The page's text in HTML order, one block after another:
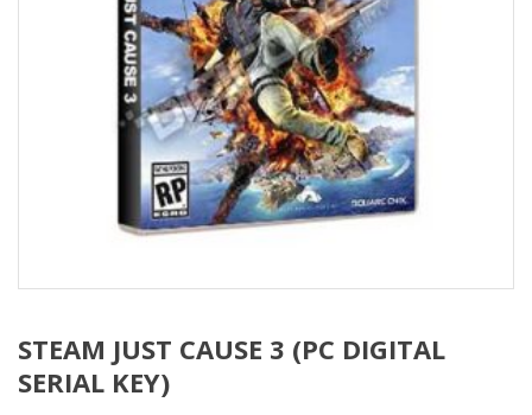
STEAM JUST CAUSE 3 (PC DIGITAL
SERIAL KEY)